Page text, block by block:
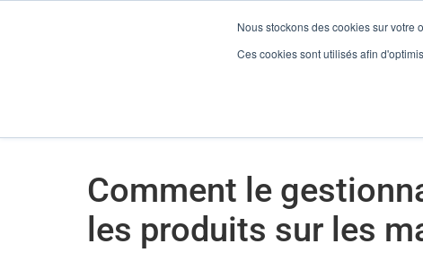
Nous stockons des cookies sur votre
Ces cookies sont utilisés afin
Comment le
les produits sur les